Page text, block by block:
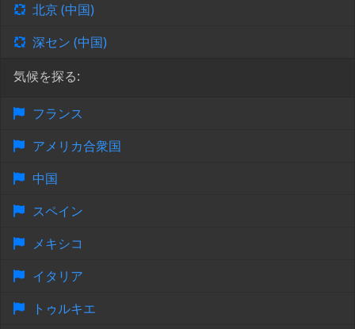
北京 (中国)
深セン (中国)
気候を探る:
フランス
アメリカ合衆国
中国
スペイン
メキシコ
イタリア
トゥルキエ